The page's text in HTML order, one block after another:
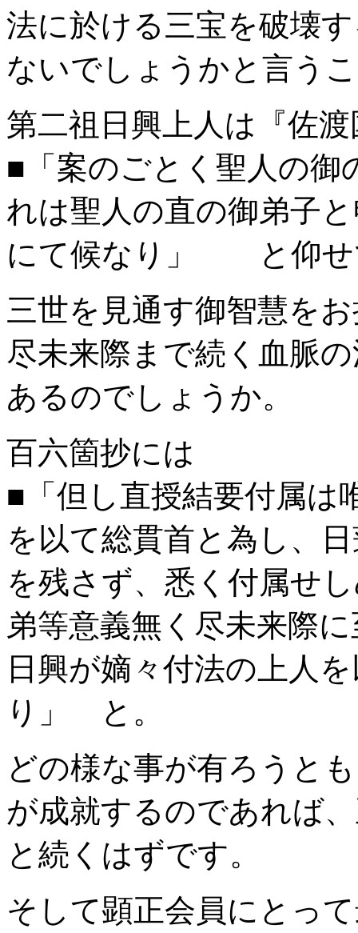
法に於ける三宝を破壊
ないでしょうかと言う
第二祖日興上人は『佐
■「案のごとく聖人の御
れは聖人の直の御弟子
にて候なり」 と仰せ
三世を見通す御智慧を
尽未来際まで続く血脈
あるのでしょうか。
百六箇抄には
■「但し直授結要付属は
を以て総貫首と為し、
を残さず、悉く付属せ
弟等意義無く尽未来際
日興が嫡々付法の上人
り」 と。
どの様な事が有ろうと
が成就するのであれば
と続くはずです。
そして顕正会員にとっ